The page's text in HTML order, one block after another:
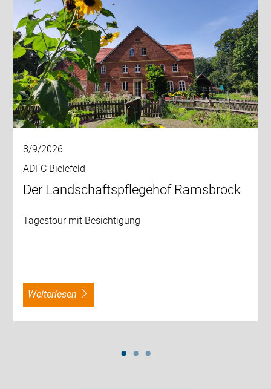
8/9/2026
ADFC Bielefeld
Der Landschaftspflegehof Ramsbrock
Tagestour mit Besichtigung
weiterlesen